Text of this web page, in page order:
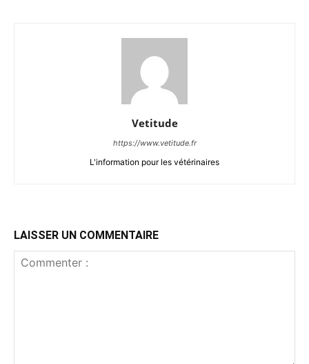
Vetitude
https://www.vetitude.fr
L'information pour les vétérinaires
LAISSER UN COMMENTAIRE